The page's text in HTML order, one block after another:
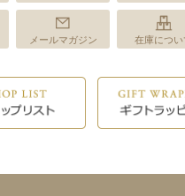
メールマガジン 在庫につい